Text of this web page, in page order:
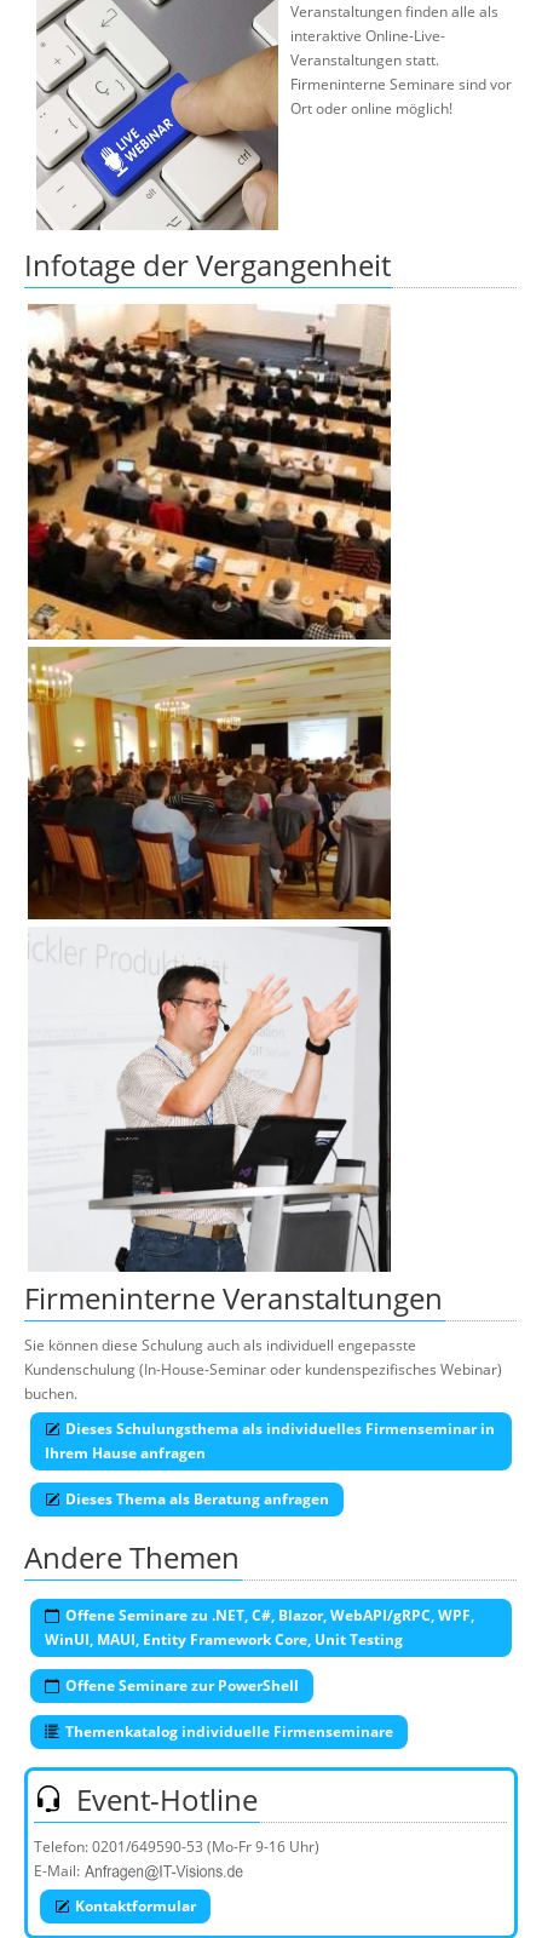
Veranstaltungen finden alle als
interaktive Online-Live-
Veranstaltungen statt.
Firmeninterne Seminare sind vor
Ort oder online möglich!
Infotage der Vergangenheit
Firmeninterne Veranstaltungen
Sie können diese Schulung auch als individuell engepasste
Kundenschulung (In-House-Seminar oder kundenspezifisches Webinar)
buchen.
Dieses Schulungsthema als individuelles Firmenseminar in
Ihrem Hause anfragen
Dieses Thema als Beratung anfragen
Andere Themen
Offene Seminare zu .NET, C#, Blazor, WebAPI/gRPC, WPF,
WinUI, MAUI, Entity Framework Core, Unit Testing
Offene Seminare zur PowerShell
Themenkatalog individuelle Firmenseminare
Event-Hotline
Telefon:0201/649590-53 (Mo-Fr 9-16 Uhr)
E-Mail:
Kontaktformular